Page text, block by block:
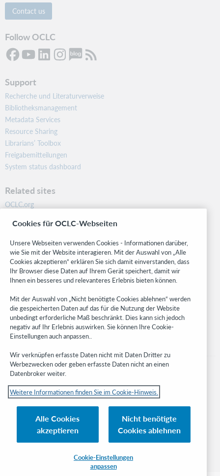
Contact us
Follow OCLC
Support
Recherche und Literaturverweise
Bibliotheksmanagement
Metadata Services
Resource Sharing
Librarians’ Toolbox
Freigabemitteilungen
System status dashboard
Related sites
OCLC.org
Community
Research
WebJunction
Developer Network
Stay in the know.
Get the latest product updates, research, events, and much more—
right to your inbox.
Subscribe now
© 2023 OCLC
OCLC, Inc. und verbundenen Unternehmen
Cookie-Hinweis Cookie list and settings
Privacy policy
Cookies für OCLC-Webseiten
Unsere Webseiten verwenden Cookies - Informationen darüber,
wie Sie mit der Website interagieren. Mit der Auswahl von „Alle
Cookies akzeptieren“ erklären Sie sich damit einverstanden, dass
Ihr Browser diese Daten auf Ihrem Gerät speichert, damit wir
Ihnen ein besseres und relevanteres Erlebnis bieten können.
Mit der Auswahl von „Nicht benötigte Cookies ablehnen“ werden
die gespeicherten Daten auf das für die Nutzung der Website
unbedingt erforderliche Maß beschränkt. Dies kann sich jedoch
negativ auf Ihr Erlebnis auswirken. Sie können Ihre Cookie-
Einstellungen auch anpassen..
Wir verknüpfen erfasste Daten nicht mit Daten Dritter zu
Werbezwecken oder geben erfasste Daten nicht an einen
Datenbroker weiter.
Weitere Informationen finden Sie im Cookie-Hinweis.
Alle Cookies
akzeptieren
Nicht benötigte
Cookies ablehnen
Cookie-Einstellungen
anpassen